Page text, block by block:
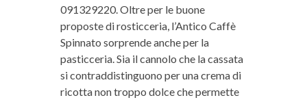
091329220. Oltre per le buone
proposte di rosticceria, l’Antico Caffè
Spinnato sorprende anche per la
pasticceria. Sia il cannolo che la cassata
si contraddistinguono per una crema di
ricotta non troppo dolce che permette